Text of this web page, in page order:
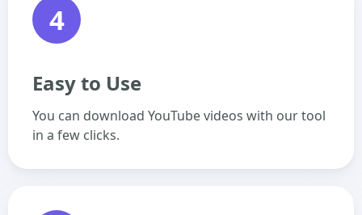
4
Easy to Use
You can download YouTube videos with our tool
in a few clicks.